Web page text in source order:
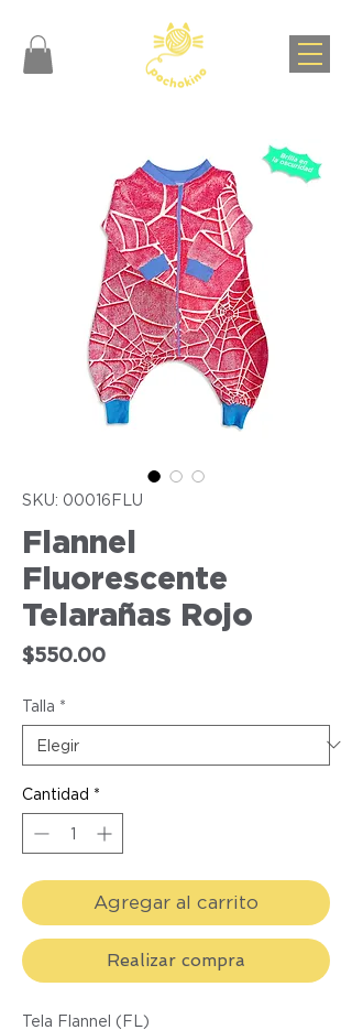
SKU: 00016FLU
Flannel
Fluorescente
Telarañas Rojo
$550.00Precio
Talla *
Cantidad *
Agregar al carrito
Realizar compra
Tela Flannel (FL)